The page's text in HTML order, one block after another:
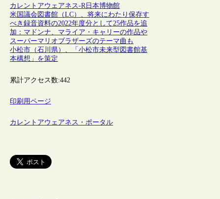
カレントアウェアネス-R日本博物館
米国議会図書館（LC）、将来にわたり保存す
べき録音資料の2022年度分として25作品を追
加：マドンナ、マライア・キャリーの作品や
スーパーマリオブラザーズのテーマ曲も
小松市（石川県）、「小松市未来型図書館基
本構想」を策定
累計アクセス数:442
印刷用ページ
カレントアウェアネス・ポータル